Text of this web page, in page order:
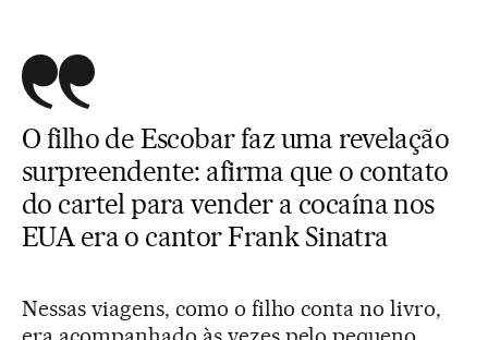
O filho de Escobar faz uma revelação
surpreendente: afirma que o contato
do cartel para vender a cocaína nos
EUA era o cantor Frank Sinatra
Nessas viagens, como o filho conta no livro,